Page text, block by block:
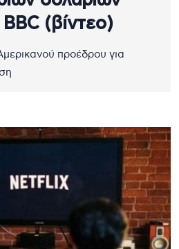
(βίντεο)
προέδρου για